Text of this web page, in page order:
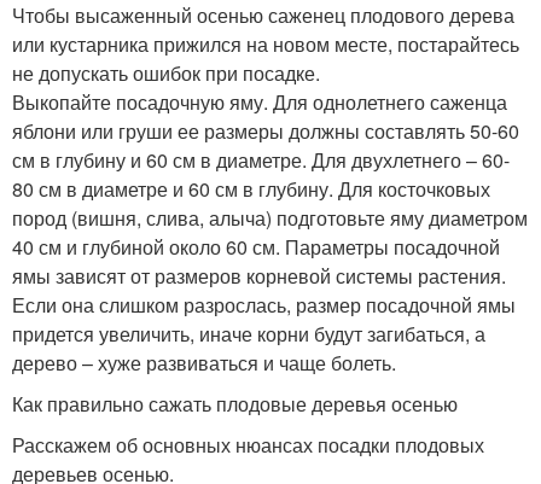
Чтобы высаженный осенью саженец плодового дерева
или кустарника прижился на новом месте, постарайтесь
не допускать ошибок при посадке.
Выкопайте посадочную яму. Для однолетнего саженца
яблони или груши ее размеры должны составлять 50-60
см в глубину и 60 см в диаметре. Для двухлетнего – 60-
80 см в диаметре и 60 см в глубину. Для косточковых
пород (вишня, слива, алыча) подготовьте яму диаметром
40 см и глубиной около 60 см. Параметры посадочной
ямы зависят от размеров корневой системы растения.
Если она слишком разрослась, размер посадочной ямы
придется увеличить, иначе корни будут загибаться, а
дерево – хуже развиваться и чаще болеть.
Как правильно сажать плодовые деревья осенью
Расскажем об основных нюансах посадки плодовых
деревьев осенью.